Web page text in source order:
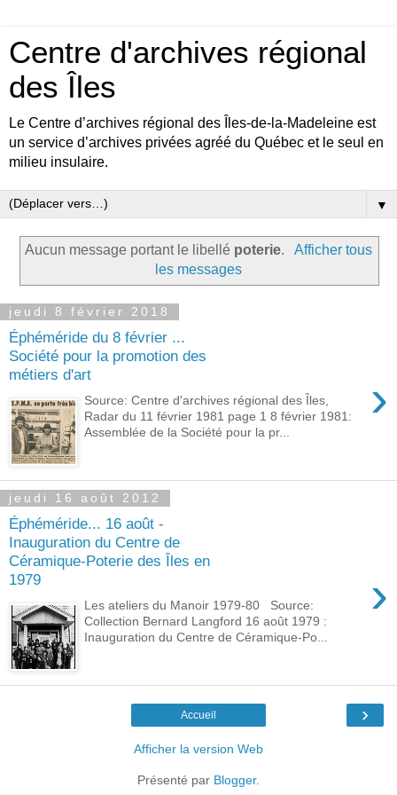
Centre d'archives régional
des Îles
Le Centre d’archives régional des Îles-de-la-Madeleine est
un service d’archives privées agréé du Québec et le seul en
milieu insulaire.
▼
Aucun message portant le libellé poterie.
Afficher tous
les messages
jeudi 8 février 2018
Éphéméride du 8 février ...
Société pour la promotion des
métiers d'art
›
Source: Centre d'archives régional des Îles,
Radar du 11 février 1981 page 1 8 février 1981:
Assemblée de la Société pour la pr...
jeudi 16 août 2012
Éphéméride... 16 août -
Inauguration du Centre de
Céramique-Poterie des Îles en
1979
›
Les ateliers du Manoir 1979-80 Source:
Collection Bernard Langford 16 août 1979 :
Inauguration du Centre de Céramique-Po...
›
Accueil
Afficher la version Web
Présenté par Blogger.